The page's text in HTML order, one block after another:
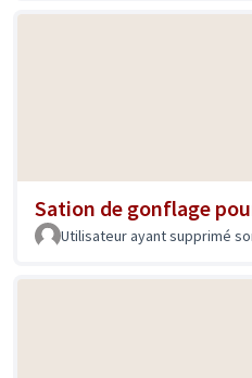
Sation de gonflage
Utilisateur ayant supprimé